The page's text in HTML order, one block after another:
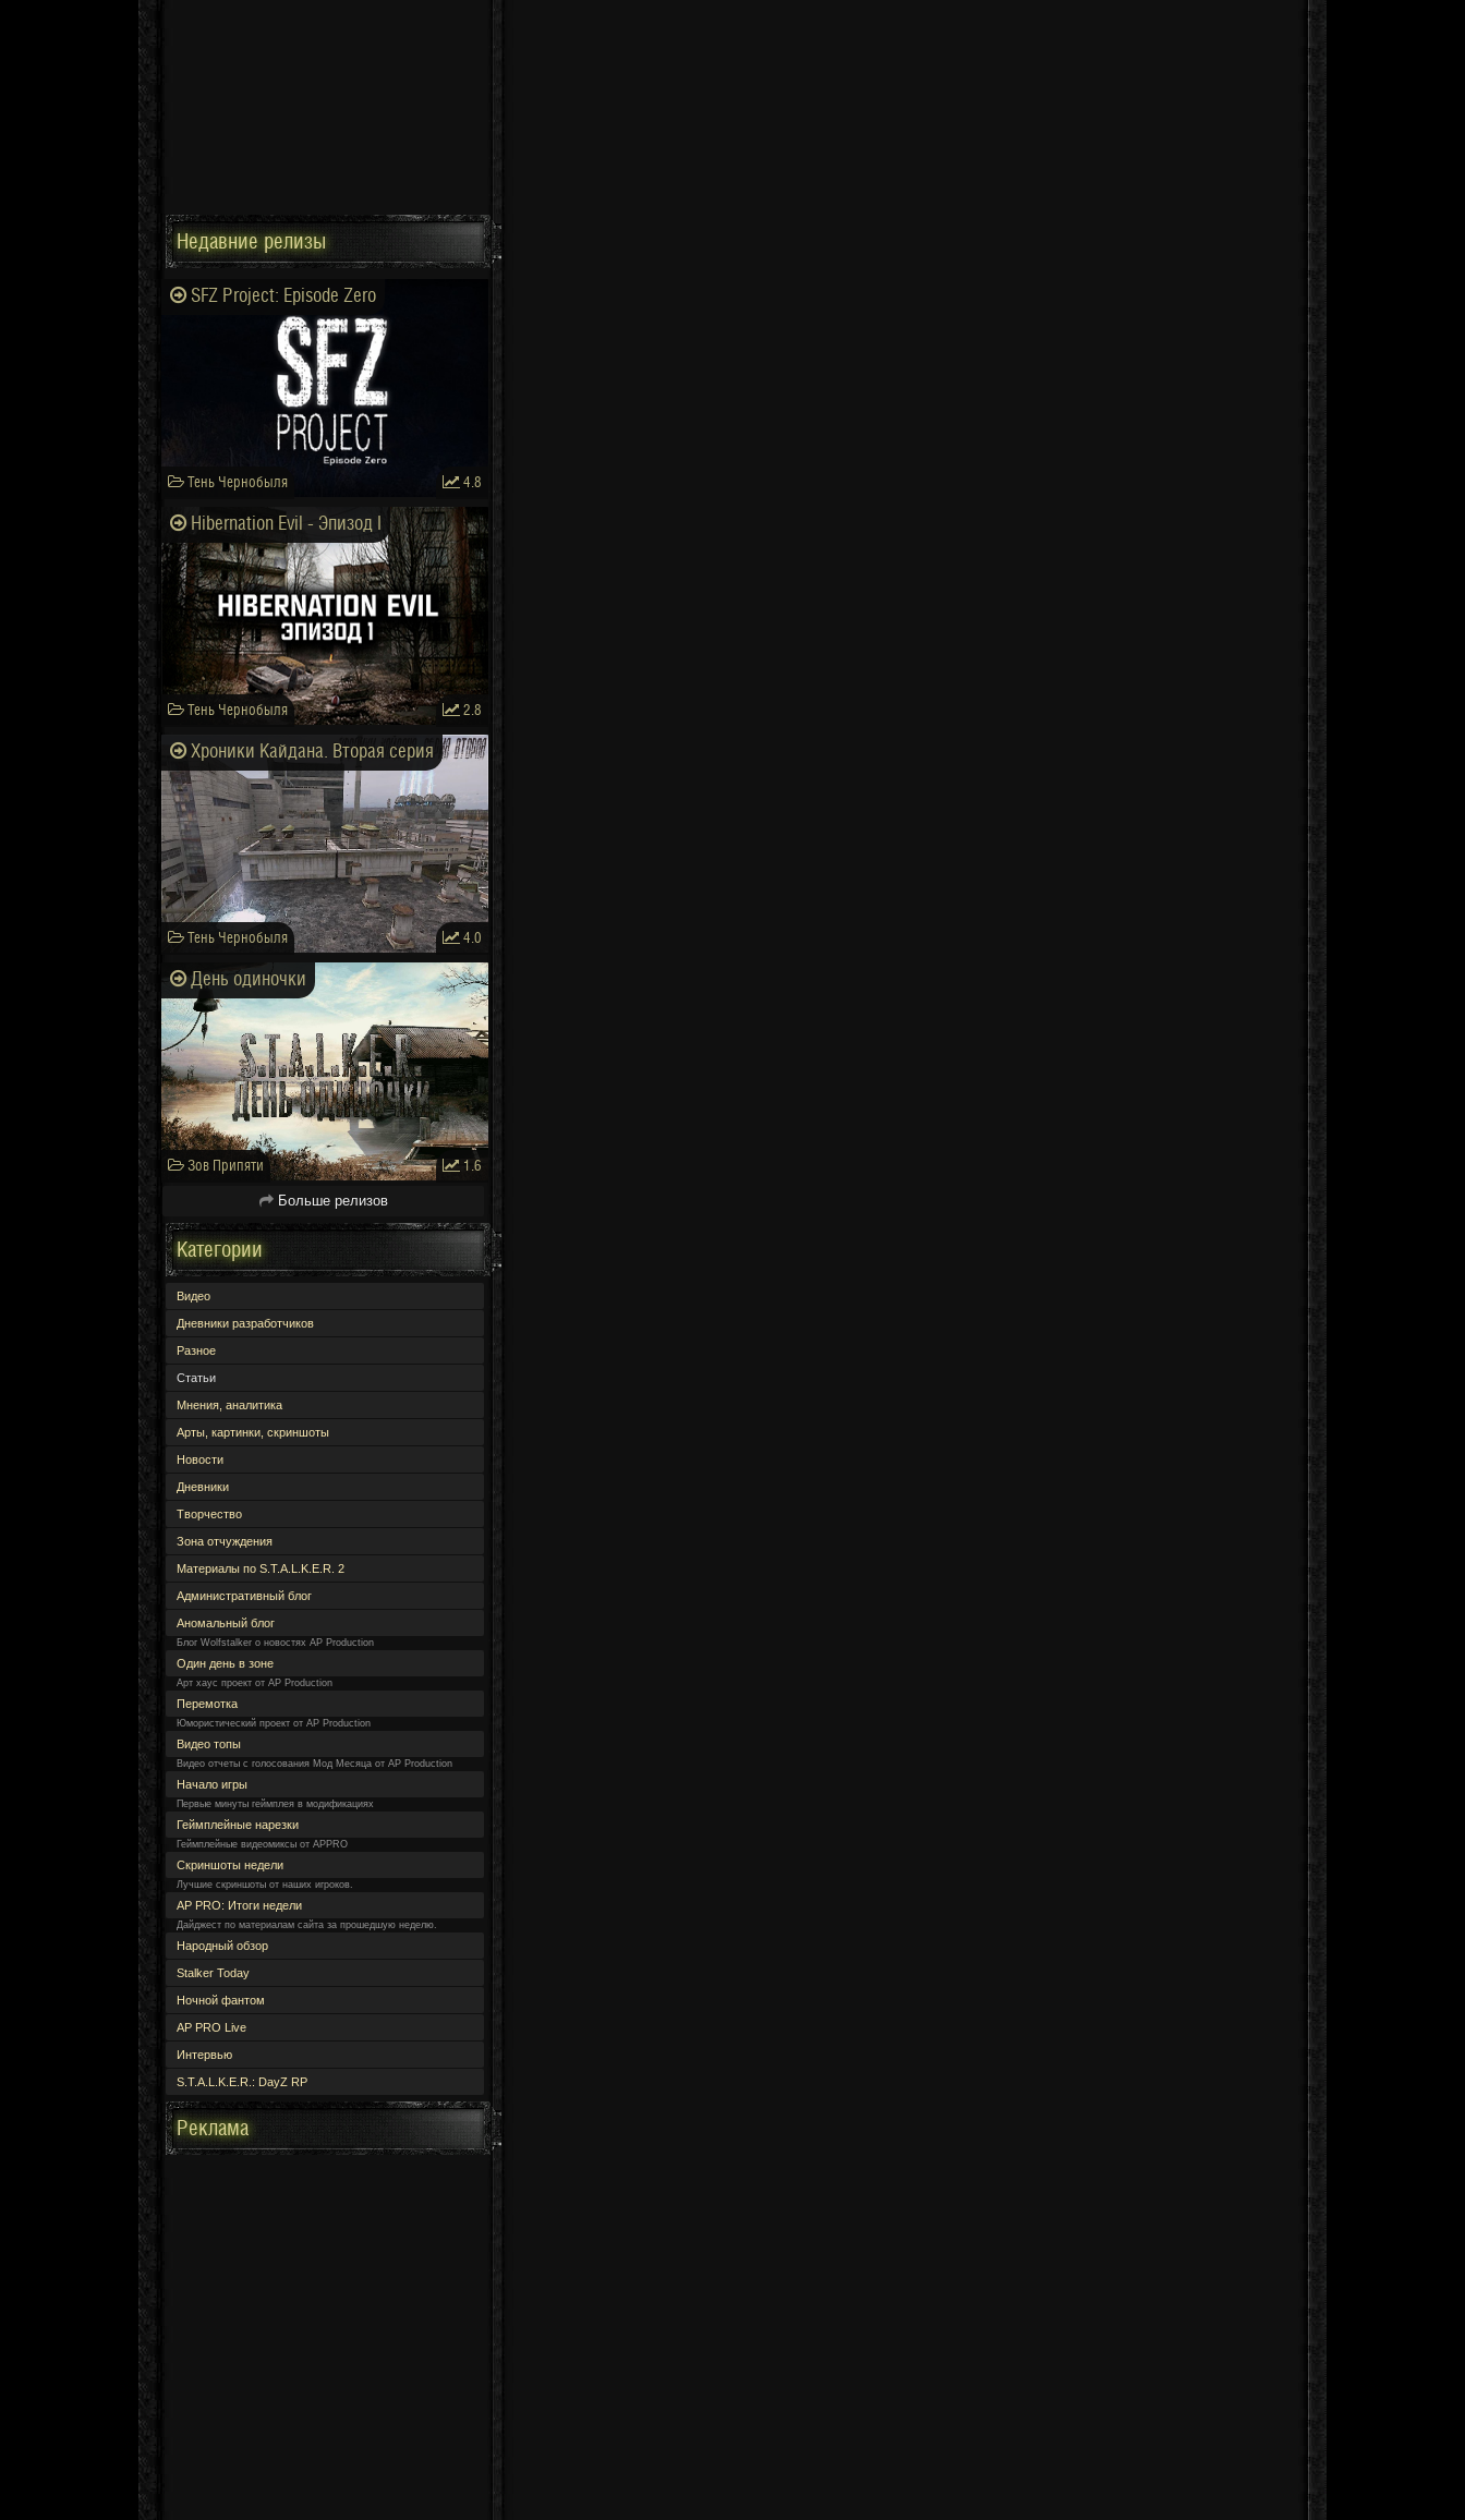
Недавние релизы
SFZ Project: Episode Zero
Тень Чернобыля 4.8
Hibernation Evil - Эпизод I
Тень Чернобыля 2.8
Хроники Кайдана. Вторая серия
Тень Чернобыля 4.0
День одиночки
Зов Припяти 1.6
Больше релизов
Категории
Видео
Дневники разработчиков
Разное
Статьи
Мнения, аналитика
Арты, картинки, скриншоты
Новости
Дневники
Творчество
Зона отчуждения
Материалы по S.T.A.L.K.E.R. 2
Административный блог
Аномальный блог
Блог Wolfstalker о новостях AP Production
Один день в зоне
Арт хаус проект от AP Production
Перемотка
Юмористический проект от AP Production
Видео топы
Видео отчеты с голосования Мод Месяца от AP Production
Начало игры
Первые минуты геймплея в модификациях
Геймплейные нарезки
Геймплейные видеомиксы от APPRO
Скриншоты недели
Лучшие скриншоты от наших игроков.
AP PRO: Итоги недели
Дайджест по материалам сайта за прошедшую неделю.
Народный обзор
Stalker Today
Ночной фантом
AP PRO Live
Интервью
S.T.A.L.K.E.R.: DayZ RP
Реклама